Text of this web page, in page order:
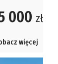
000 zł
więcej